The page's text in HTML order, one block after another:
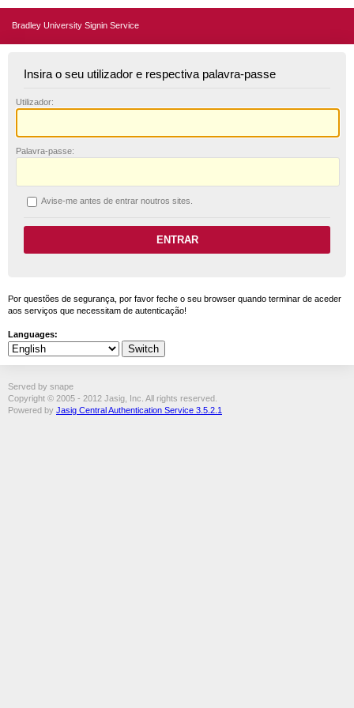
Bradley University Signin Service
Insira o seu utilizador e respectiva palavra-passe
Utilizador:
Palavra-passe:
Avise-me antes de entrar noutros sites.
Por questões de segurança, por favor feche o seu browser quando terminar de aceder
aos serviços que necessitam de autenticação!
Languages:
Served by snape
Copyright © 2005 - 2012 Jasig, Inc. All rights reserved.
Powered by Jasig Central Authentication Service 3.5.2.1